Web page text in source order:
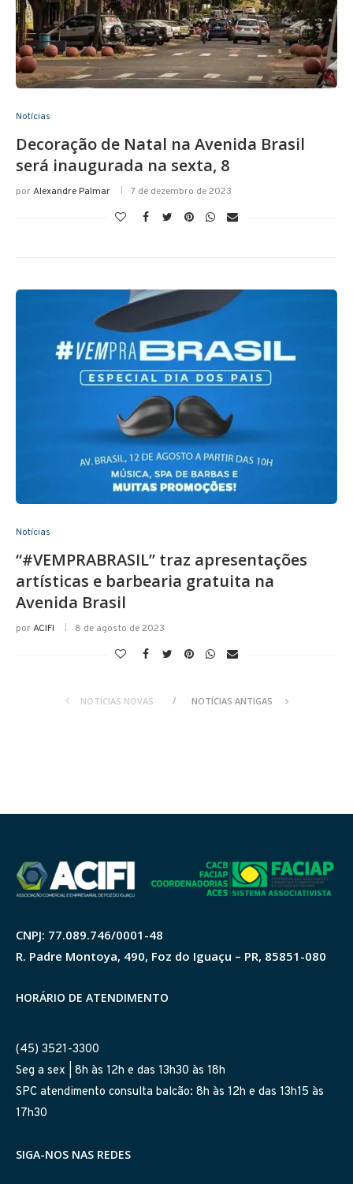
Notícias
Decoração de Natal na Avenida Brasil
será inaugurada na sexta, 8
porAlexandre Palmar 7 de dezembro de 2023
Notícias
“#VEMPRABRASIL” traz apresentações
artísticas e barbearia gratuita na
Avenida Brasil
porACIFI 8 de agosto de 2023
NOTÍCIAS NOVAS NOTÍCIAS ANTIGAS
CNPJ: 77.089.746/0001-48
R. Padre Montoya, 490, Foz do Iguaçu – PR, 85851-080
HORÁRIO DE ATENDIMENTO
(45) 3521-3300
Seg a sex | 8h às 12h e das 13h30 às 18h
SPC atendimento consulta balcão: 8h às 12h e das 13h15 às
17h30
SIGA-NOS NAS REDES